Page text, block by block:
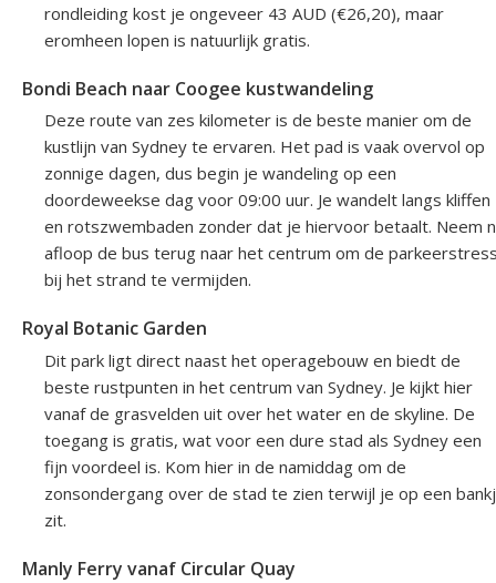
rondleiding kost je ongeveer 43 AUD (€26,20), maar
eromheen lopen is natuurlijk gratis.
Bondi Beach naar Coogee kustwandeling
Deze route van zes kilometer is de beste manier om de
kustlijn van Sydney te ervaren. Het pad is vaak overvol op
zonnige dagen, dus begin je wandeling op een
doordeweekse dag voor 09:00 uur. Je wandelt langs kliffen
en rotszwembaden zonder dat je hiervoor betaalt. Neem
afloop de bus terug naar het centrum om de
bij het strand te vermijden.
Royal Botanic Garden
Dit park ligt direct naast het operagebouw en biedt de
beste rustpunten in het centrum van Sydney. Je kijkt hier
vanaf de grasvelden uit over het water en de skyline. De
toegang is gratis, wat voor een dure stad als Sydney een
fijn voordeel is. Kom hier in de namiddag om de
zonsondergang over de stad te zien terwijl je op een
zit.
Manly Ferry vanaf Circular Quay